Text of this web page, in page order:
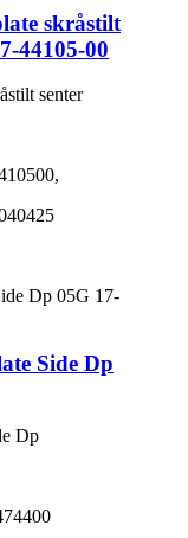
skråstilt
44105-00
senter
Side Dp
Dp